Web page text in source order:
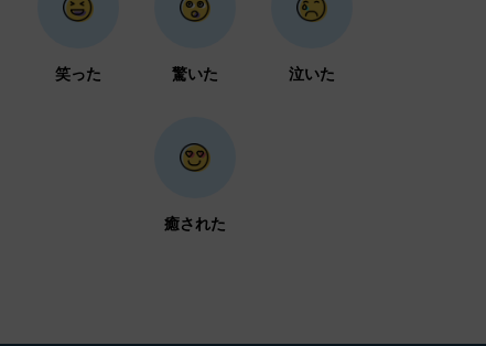
笑った 驚いた 泣いた
癒された